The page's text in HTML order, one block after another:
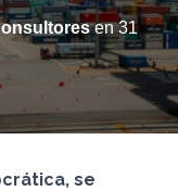
O
D
O
D
E
A
en31
se